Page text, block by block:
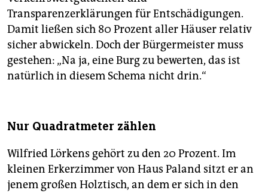
Transparenzerklärungen für Entschädigungen.
Damit ließen sich 80 Prozent aller Häuser relativ
sicher abwickeln. Doch der Bürgermeister muss
gestehen: „Na ja, eine Burg zu bewerten, das ist
natürlich in diesem Schema nicht drin.“
Nur Quadratmeter zählen
Wilfried Lörkens gehört zu den 20 Prozent. Im
kleinen Erkerzimmer von Haus Paland sitzt er an
jenem großen Holztisch, an dem er sich in den